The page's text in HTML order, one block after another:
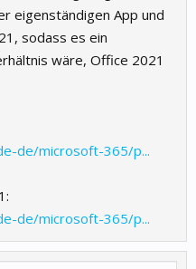
eigenständigen App und
sodass es ein
wäre, Office 2021
de/microsoft-365/p...
de/microsoft-365/p...